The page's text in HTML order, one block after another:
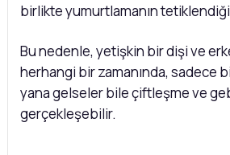
birlikte yumurtlamanın tetiklendiği
Bu nedenle, yetişkin bir dişi ve
herhangi bir zamanında, sadece
yana gelseler bile çiftleşme ve
gerçekleşebilir.